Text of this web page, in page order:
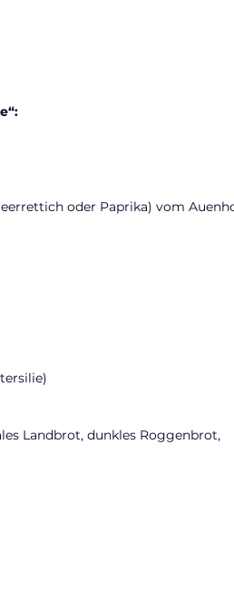
oder Paprika) vom
Landbrot, dunkles Roggenbrot,